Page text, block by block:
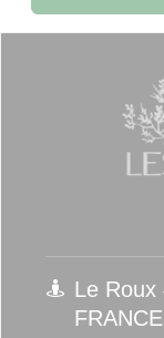
Le Roux
FRANCE